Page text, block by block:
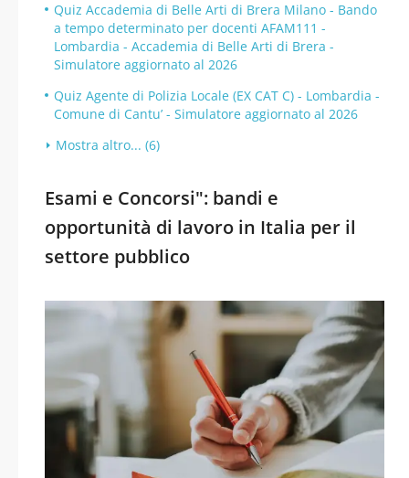
Quiz Accademia di Belle Arti di Brera Milano - Bando
a tempo determinato per docenti AFAM111 -
Lombardia - Accademia di Belle Arti di Brera -
Simulatore aggiornato al 2026
Quiz Agente di Polizia Locale (EX CAT C) - Lombardia -
Comune di Cantu’ - Simulatore aggiornato al 2026
Mostra altro... (6)
Esami e Concorsi": bandi e
opportunità di lavoro in Italia per il
settore pubblico